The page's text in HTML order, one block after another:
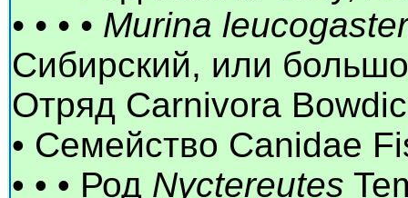
• • • • Murina leucogaster
Сибирский, или
Отряд Carnivora
• Семейство Canidae
• • • Род Nyctereutes